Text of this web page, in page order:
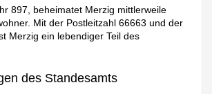
897, beheimatet Merzig mittlerweile
Mit der Postleitzahl 66663 und der
Merzig ein lebendiger Teil des
des Standesamts